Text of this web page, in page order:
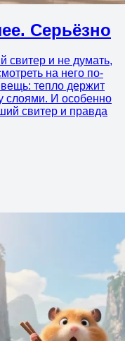
Серьёзно
свитер и не думать,
на него по-
тепло держит
слоями. И особенно
свитер и правда